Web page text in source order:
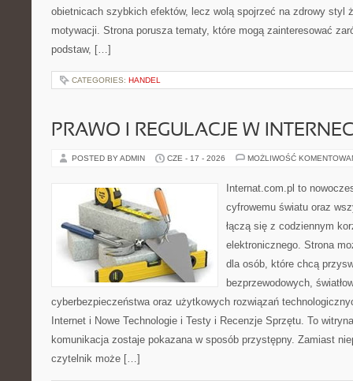
obietnicach szybkich efektów, lecz wolą spojrzeć na zdrowy styl
motywacji. Strona porusza tematy, które mogą zainteresować
podstaw, […]
CATEGORIES: HANDEL
PRAWO I REGULACJE W
POSTED BY ADMIN CZE - 17 - 2026 MOŻLIWOŚĆ
Internat.com.pl to
cyfrowemu światu oraz
łączą się z codziennym
elektronicznego. Strona
dla osób, które chcą
bezprzewodowych,
cyberbezpieczeństwa oraz użytkowych rozwiązań
Internet i Nowe Technologie i Testy i Recenzje Sprzętu. To
komunikacja zostaje pokazana w sposób przystępny. Zamiast
czytelnik może […]